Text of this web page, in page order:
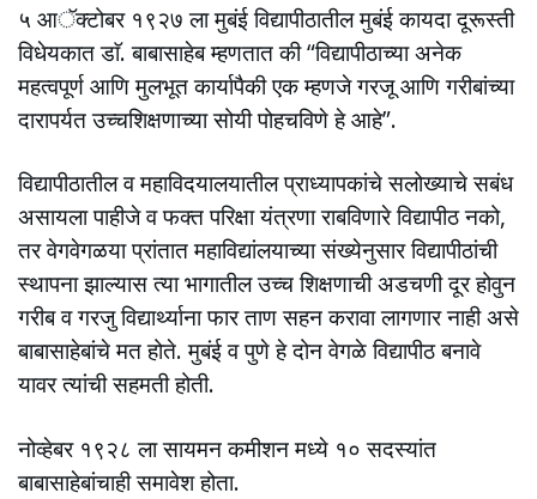
५ आॅक्टोबर १९२७ ला मुबंई विद्यापीठातील मुबंई कायदा दूरूस्ती
विधेयकात डाॅ. बाबासाहेब म्हणतात की “विद्यापीठाच्या अनेक
महत्वपूर्ण आणि मुलभूत कार्यापैकी एक म्हणजे गरजू आणि गरीबांच्या
दारापर्यत उच्चशिक्षणाच्या सोयी पोहचविणे हे आहे”.
विद्यापीठातील व महाविदयालयातील प्राध्यापकांचे सलोख्याचे सबंध
असायला पाहीजे व फक्त परिक्षा यंत्रणा राबविणारे विद्यापीठ नको,
तर वेगवेगळया प्रांतात महाविद्यांलयाच्या संख्येनुसार विद्यापीठांची
स्थापना झाल्यास त्या भागातील उच्च शिक्षणाची अडचणी दूर होवुन
गरीब व गरजु विद्यार्थ्याना फार ताण सहन करावा लागणार नाही असे
बाबासाहेबांचे मत होते. मुबंई व पुणे हे दोन वेगळे विद्यापीठ बनावे
यावर त्यांची सहमती होती.
नोव्हेबर १९२८ ला सायमन कमीशन मध्ये १० सदस्यांत
बाबासाहेबांचाही समावेश होता.